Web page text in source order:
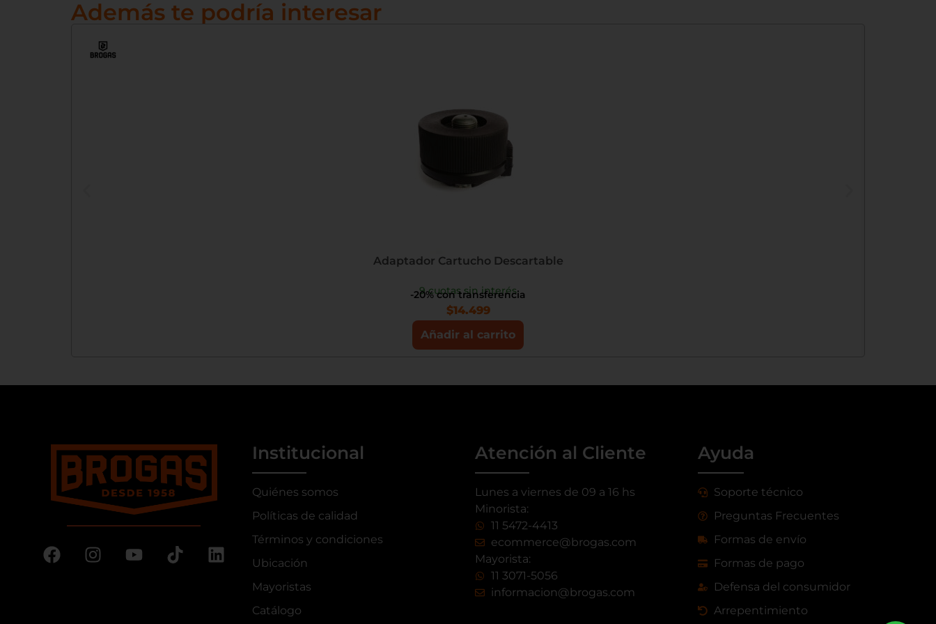
Además te podría interesar
Adaptador Cartucho Descartable
9 cuotas sin interés
-20% con transferencia
$14.499
Añadir al carrito
Institucional
Quiénes somos
Políticas de calidad
Términos y condiciones
Ubicación
Mayoristas
Catálogo
Atención al Cliente
Lunes a viernes de 09 a 16 hs
Minorista:
11 5472-4413
ecommerce@brogas.com
Mayorista:
11 3071-5056
informacion@brogas.com
Ayuda
Soporte técnico
Preguntas Frecuentes
Formas de envío
Formas de pago
Defensa del consumidor
Arrepentimiento